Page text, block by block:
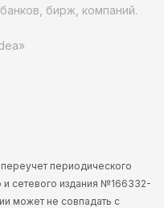
бирж, компаний.
периодического
и сетевого издания №166332-
может не совпадать с